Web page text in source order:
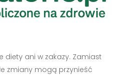
diety ani w zakazy. Zamiast
zmiany mogą przynieść